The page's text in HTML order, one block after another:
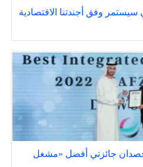
وفق أجندتنا الاقتصادية
جائزتي أفضل «مشغل